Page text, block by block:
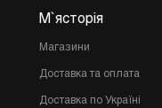
М`ясторія
Магазини
Доставка та оплата
Доставка по Україні